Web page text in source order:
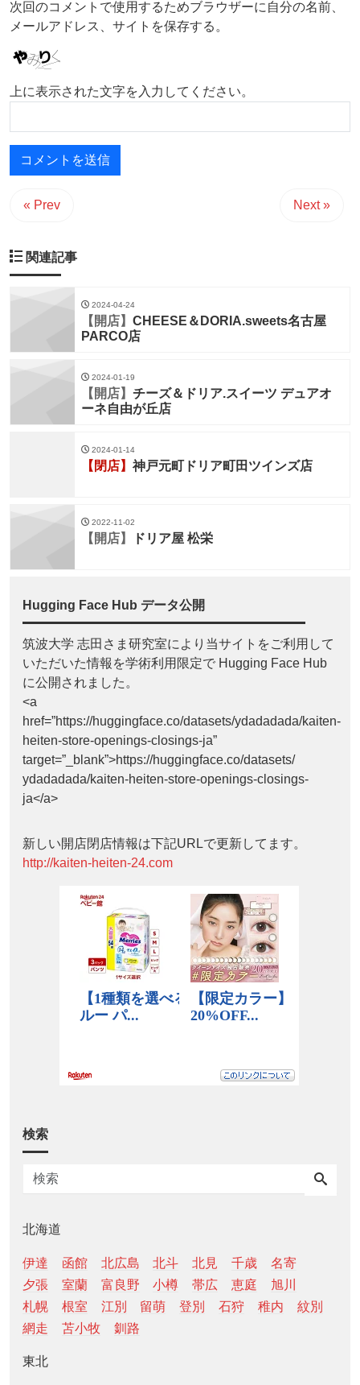
次回のコメントで使用するためブラウザーに自分の名前、
メールアドレス、サイトを保存する。
上に表示された文字を入力してください。
« Prev Next »
関連記事
2024-04-24
【開店】 CHEESE＆DORIA.sweets名古屋
PARCO店
2024-01-19
【開店】 チーズ＆ドリア.スイーツ デュアオ
ーネ自由が丘店
2024-01-14
【閉店】 神戸元町ドリア町田ツインズ店
2022-11-02
【開店】 ドリア屋 松栄
Hugging Face Hub データ公開
筑波大学 志田さま研究室により当サイトをご利用して
いただいた情報を学術利用限定で Hugging Face Hub
に公開されました。
<a
href=”https://huggingface.co/datasets/ydadadada/kaiten-
heiten-store-openings-closings-ja”
target=”_blank”>https://huggingface.co/datasets/
ydadadada/kaiten-heiten-store-openings-closings-
ja</a>
新しい開店閉店情報は下記URLで更新してます。
http://kaiten-heiten-24.com
検索
北海道
伊達 函館 北広島 北斗 北見 千歳
名寄
夕張
室蘭 富良野 小樽 帯広 恵庭
旭川
札幌
根室 江別 留萌 登別 石狩 稚内
紋別
網走
苫小牧 釧路
東北